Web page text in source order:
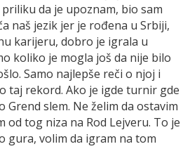
da je upoznam, bio sam
naš jezik jer je rođena u Srbiji,
karijeru, dobro je igrala u
koliko je mogla još da nije bilo
Samo najlepše reči o njoj i
taj rekord. Ako je igde turnir gde
Grend slem. Ne želim da ostavim
od tog niza na Rod Lejveru. To je
gura, volim da igram na tom